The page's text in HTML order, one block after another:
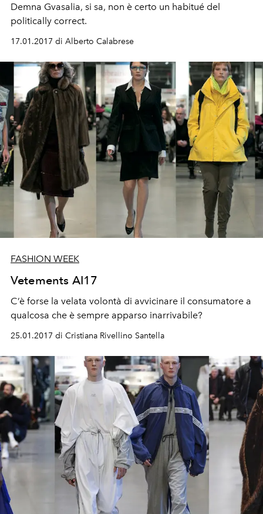
Demna Gvasalia, si sa, non è certo un habitué del
politically correct.
17.01.2017 di Alberto Calabrese
FASHION WEEK
Vetements AI17
C’è forse la velata volontà di avvicinare il consumatore a
qualcosa che è sempre apparso inarrivabile?
25.01.2017 di Cristiana Rivellino Santella